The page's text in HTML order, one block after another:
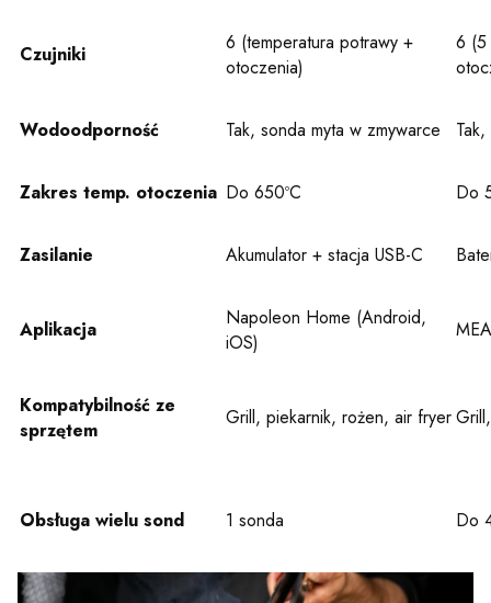
Czujniki
6 (temperatura potrawy +
otoczenia)
6 (5
Wodoodporność Tak, sonda myta w zmywarce
Zakres temp. otoczenia Do 650ºC Do
Zasilanie Akumulator + stacja USB-C
Aplikacja
Napoleon Home (Android,
iOS)
Kompatybilność ze
sprzętem
Grill, piekarnik, rożen, air fryer
Obsługa wielu sond 1 sonda Do